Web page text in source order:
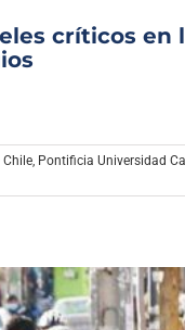
críticos en
Chile Pontificia Universidad